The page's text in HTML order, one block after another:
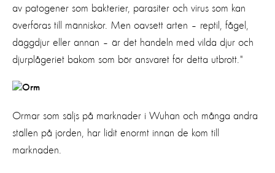
av patogener som bakterier, parasiter och virus som kan
överföras till människor. Men oavsett arten – reptil, fågel,
däggdjur eller annan – är det handeln med vilda djur och
djurplågeriet bakom som bör ansvaret för detta utbrott."
Ormar som säljs på marknader i Wuhan och många andra
ställen på jorden, har lidit enormt innan de kom till
marknaden.